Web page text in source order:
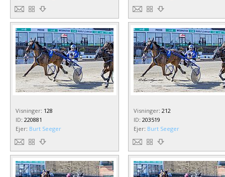
Visninger: 128
ID: 220881
Ejer: Burt Seeger
Visninger: 212
ID: 203519
Ejer: Burt Seeger